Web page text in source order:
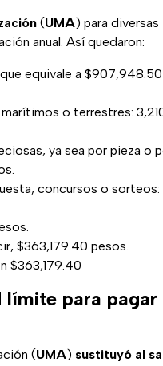
(UMA) para diversas
anual. Así quedaron:
equivale a $907,948.50
o terrestres:
ya sea por pieza o
concursos o sorteos:
$363,179.40 pesos.
$363,179.40
para pagar
(UMA) sustituyó al